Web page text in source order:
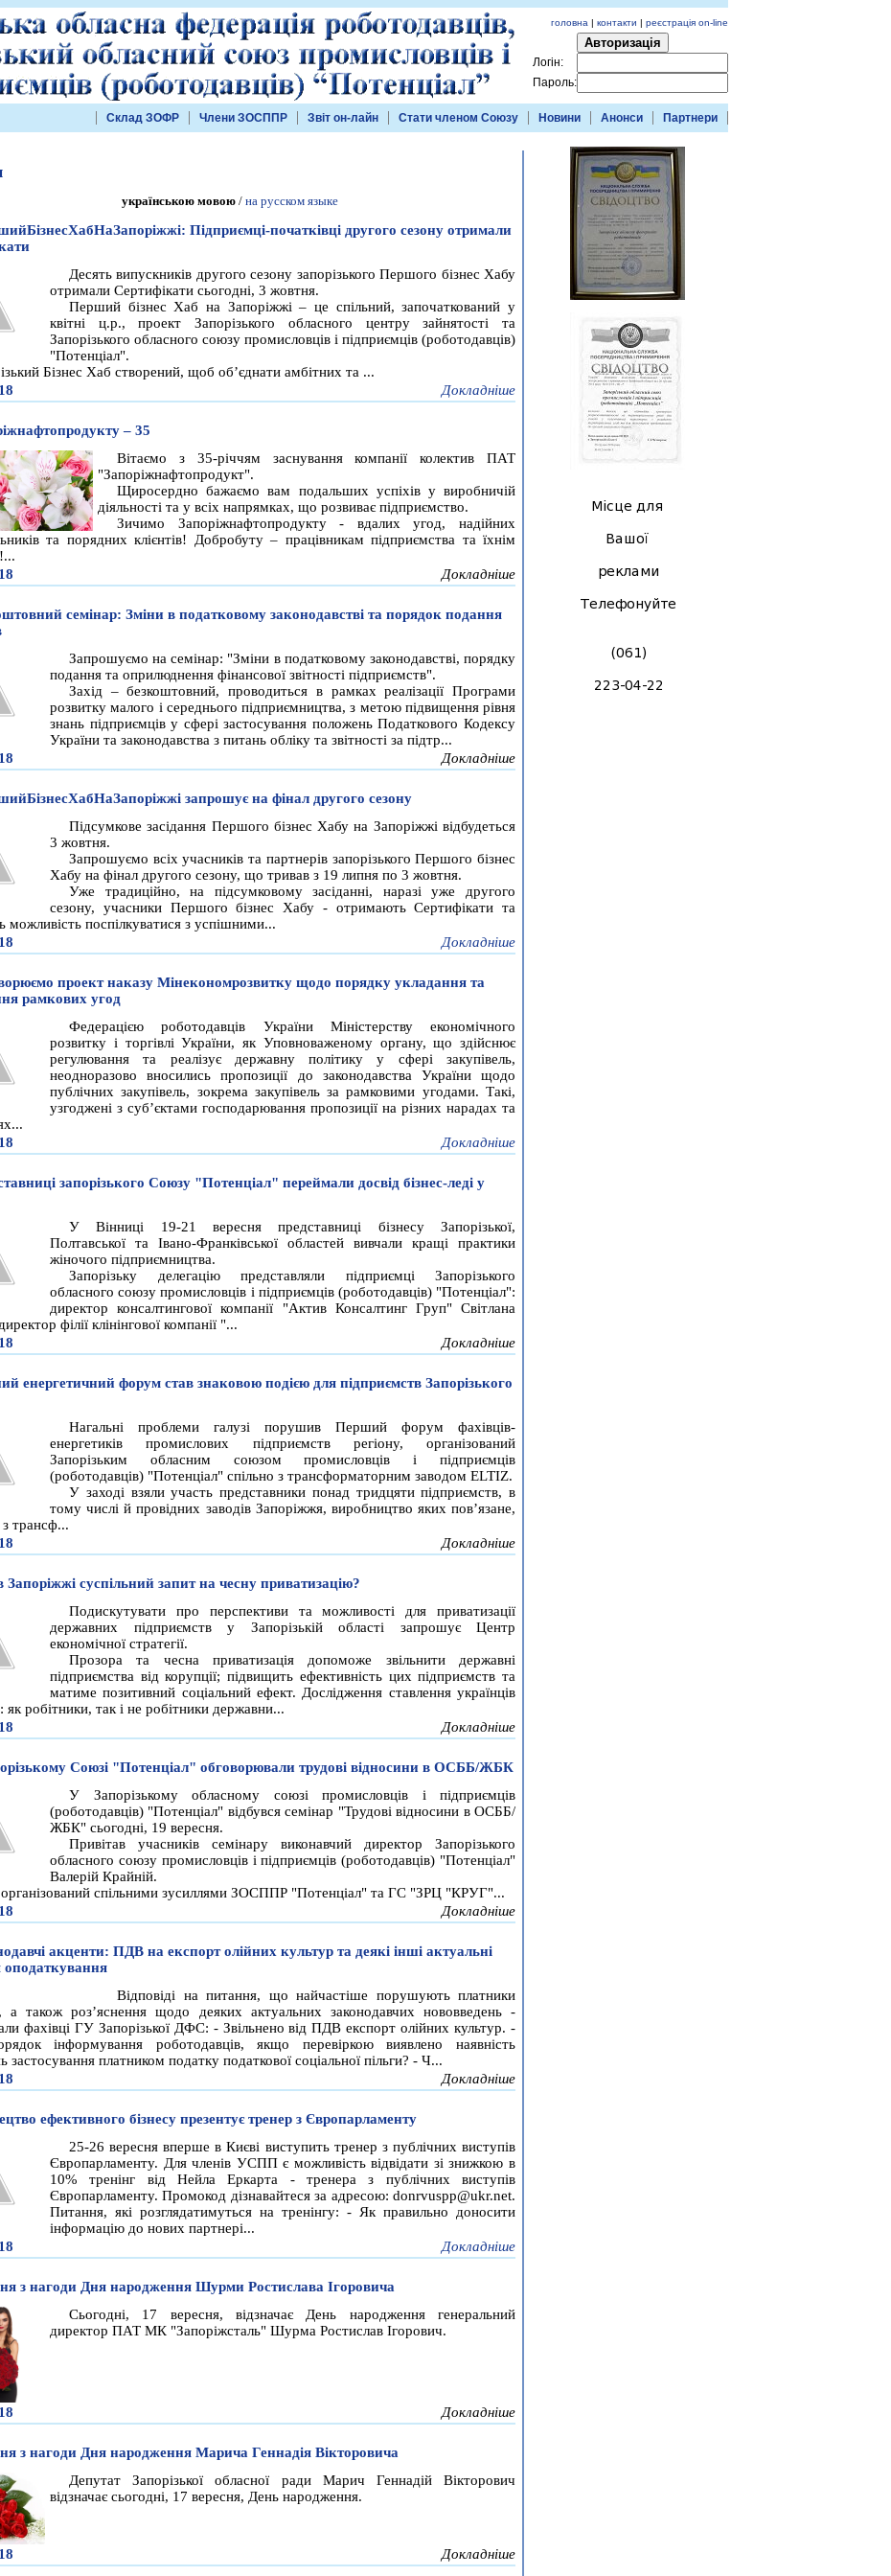
головна | контакти | реєстрація on-line
Авторизація
Логін:
Пароль:
Склад ЗОФР Члени ЗОСППР Звіт он-лайн Стати членом Союзу Новини Анонси Партнери
українською мовою / на русском языке
Підприємці-початківці другого сезону отримали
Десять випускників другого сезону запорізького Першого бізнес Хабу
отримали Сертифікати сьогодні, 3 жовтня.
Перший бізнес Хаб на Запоріжжі – це спільний, започаткований у
квітні ц.р., проект Запорізького обласного центру зайнятості та
Запорізького обласного союзу промисловців і підприємців (роботодавців)
"Потенціал".
Бізнес Хаб створений, щоб об’єднати амбітних та ...
Докладніше
– 35
Вітаємо з 35-річчям заснування компанії колектив ПАТ
"Запоріжнафтопродукт".
Щиросердно бажаємо вам подальших успіхів у виробничій
діяльності та у всіх напрямках, що розвиває підприємство.
Зичимо Запоріжнафтопродукту - вдалих угод, надійних
та порядних клієнтів! Добробуту – працівникам підприємства та їхнім
Докладніше
семінар: Зміни в податковому законодавстві та порядок подання
Запрошуємо на семінар: "Зміни в податковому законодавстві, порядку
подання та оприлюднення фінансової звітності підприємств".
Захід – безкоштовний, проводиться в рамках реалізації Програми
розвитку малого і середнього підприємництва, з метою підвищення рівня
знань підприємців у сфері застосування положень Податкового Кодексу
України та законодавства з питань обліку та звітності за підтр...
Докладніше
запрошує на фінал другого сезону
Підсумкове засідання Першого бізнес Хабу на Запоріжжі відбудеться
3 жовтня.
Запрошуємо всіх учасників та партнерів запорізького Першого бізнес
Хабу на фінал другого сезону, що тривав з 19 липня по 3 жовтня.
Уже традиційно, на підсумковому засіданні, наразі уже другого
сезону, учасники Першого бізнес Хабу - отримають Сертифікати та
можливість поспілкуватися з успішними...
Докладніше
проект наказу Мінекономрозвитку щодо порядку укладання та
рамкових угод
Федерацією роботодавців України Міністерству економічного
розвитку і торгівлі України, як Уповноваженому органу, що здійснює
регулювання та реалізує державну політику у сфері закупівель,
неодноразово вносились пропозиції до законодавства України щодо
публічних закупівель, зокрема закупівель за рамковими угодами. Такі,
узгоджені з суб’єктами господарювання пропозиції на різних нарадах та
Докладніше
запорізького Союзу "Потенціал" переймали досвід бізнес-леді у
У Вінниці 19-21 вересня представниці бізнесу Запорізької,
Полтавської та Івано-Франківської областей вивчали кращі практики
жіночого підприємництва.
Запорізьку делегацію представляли підприємці Запорізького
обласного союзу промисловців і підприємців (роботодавців) "Потенціал":
директор консалтингової компанії "Актив Консалтинг Груп" Світлана
філії клінінгової компанії "...
Докладніше
енергетичний форум став знаковою подією для підприємств Запорізького
Нагальні проблеми галузі порушив Перший форум фахівців-
енергетиків промислових підприємств регіону, організований
Запорізьким обласним союзом промисловців і підприємців
(роботодавців) "Потенціал" спільно з трансформаторним заводом ELTIZ.
У заході взяли участь представники понад тридцяти підприємств, в
тому числі й провідних заводів Запоріжжя, виробництво яких пов’язане,
трансф...
Докладніше
Запоріжжі суспільний запит на чесну приватизацію?
Подискутувати про перспективи та можливості для приватизації
державних підприємств у Запорізькій області запрошує Центр
економічної стратегії.
Прозора та чесна приватизація допоможе звільнити державні
підприємства від корупції; підвищить ефективність цих підприємств та
матиме позитивний соціальний ефект. Дослідження ставлення українців
як робітники, так і не робітники державни...
Докладніше
Союзі "Потенціал" обговорювали трудові відносини в ОСББ/ЖБК
У Запорізькому обласному союзі промисловців і підприємців
(роботодавців) "Потенціал" відбувся семінар "Трудові відносини в ОСББ/
ЖБК" сьогодні, 19 вересня.
Привітав учасників семінару виконавчий директор Запорізького
обласного союзу промисловців і підприємців (роботодавців) "Потенціал"
Валерій Крайній.
організований спільними зусиллями ЗОСППР "Потенціал" та ГС "ЗРЦ "КРУГ"...
Докладніше
акценти: ПДВ на експорт олійних культур та деякі інші актуальні
оподаткування
Відповіді на питання, що найчастіше порушують платники
а також роз’яснення щодо деяких актуальних законодавчих нововведень -
фахівці ГУ Запорізької ДФС: - Звільнено від ПДВ експорт олійних культур. -
інформування роботодавців, якщо перевіркою виявлено наявність
застосування платником податку податкової соціальної пільги? - Ч...
Докладніше
ефективного бізнесу презентує тренер з Європарламенту
25-26 вересня вперше в Києві виступить тренер з публічних виступів
Європарламенту. Для членів УСПП є можливість відвідати зі знижкою в
10% тренінг від Нейла Еркарта - тренера з публічних виступів
Європарламенту. Промокод дізнавайтеся за адресою: donrvuspp@ukr.net.
Питання, які розглядатимуться на тренінгу: - Як правильно доносити
інформацію до нових партнері...
Докладніше
з нагоди Дня народження Шурми Ростислава Ігоровича
Сьогодні, 17 вересня, відзначає День народження генеральний
директор ПАТ МК "Запоріжсталь" Шурма Ростислав Ігорович.
Докладніше
з нагоди Дня народження Марича Геннадія Вікторовича
Депутат Запорізької обласної ради Марич Геннадій Вікторович
відзначає сьогодні, 17 вересня, День народження.
Докладніше